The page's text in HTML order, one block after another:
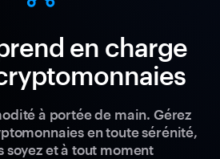
en charge
à portée de main. Gérez
en toute sérénité,
soyez et à tout moment